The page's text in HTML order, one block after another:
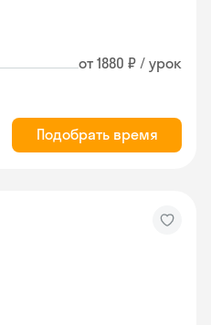
от 1880 ₽ / урок
Подобрать время